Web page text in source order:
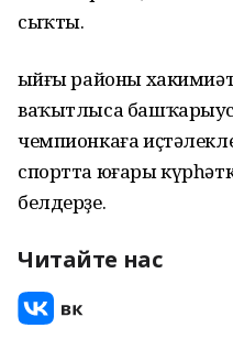
сыҡты.
Ҡыйғы районы
ваҡытлыса
чемпионкаға
спортта юғары
белдерҙе.
Читайте нас